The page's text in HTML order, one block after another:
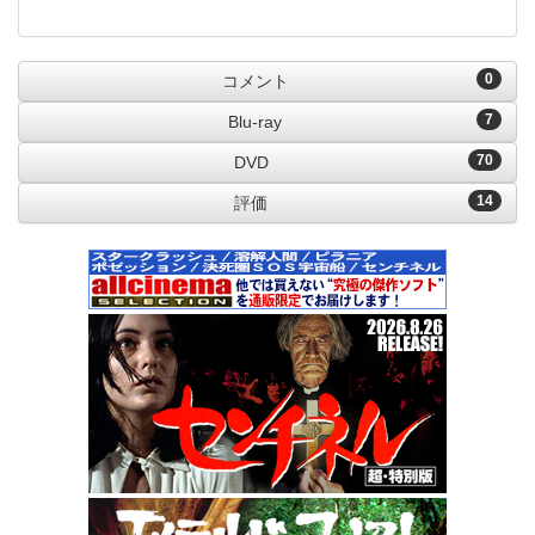
0
コメント
7
Blu-ray
70
DVD
14
評価